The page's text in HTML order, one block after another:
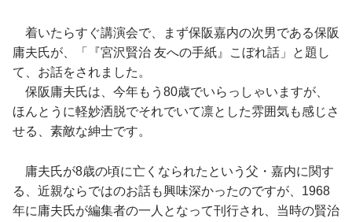
着いたらすぐ講演会で、まず保阪嘉内の次男である保阪
庸夫氏が、「『宮沢賢治 友への手紙』こぼれ話」と題し
て、お話をされました。
保阪庸夫氏は、今年もう80歳でいらっしゃいますが、
ほんとうに軽妙洒脱でそれでいて凛とした雰囲気も感じさ
せる、素敵な紳士です。
庸夫氏が8歳の頃に亡くなられたという父・嘉内に関す
る、近親ならではのお話も興味深かったのですが、1968
年に庸夫氏が編集者の一人となって刊行され、当時の賢治